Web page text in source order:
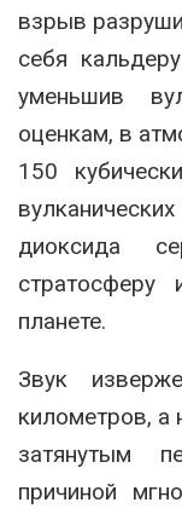
взрыв
себя
уменьшив
оценкам, в
150
диоксида
планете.
Звук
километров, а
затянутым
причиной